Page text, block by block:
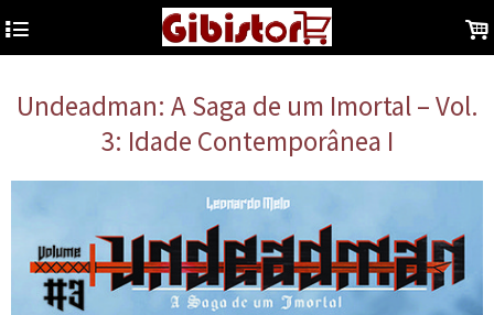
4 .
Undeadman: A Saga de um Imortal – Vol.
3: Idade Contemporânea I